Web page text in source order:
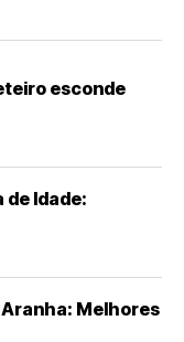
esconde
de Idade:
Melhores